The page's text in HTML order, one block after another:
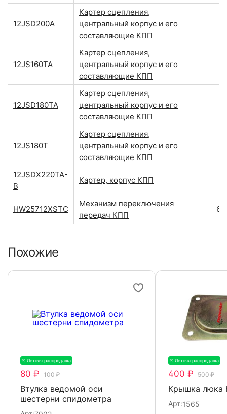
12JSD200A
Картер сцепления,
центральный корпус и его
составляющие КПП
3
12JS160TA
Картер сцепления,
центральный корпус и его
составляющие КПП
3
12JSD180TA
Картер сцепления,
центральный корпус и его
составляющие КПП
3
12JS180T
Картер сцепления,
центральный корпус и его
составляющие КПП
3
12JSDX220TA-
B
Картер, корпус КПП
HW25712XSTC
Механизм переключения
передач КПП
66
Похожие
% Летняя распродажа
80 ₽ 100 ₽
Втулка ведомой оси
шестерни спидометра
% Летняя распродажа
400 ₽ 500 ₽
Крышка люка
Арт:1565